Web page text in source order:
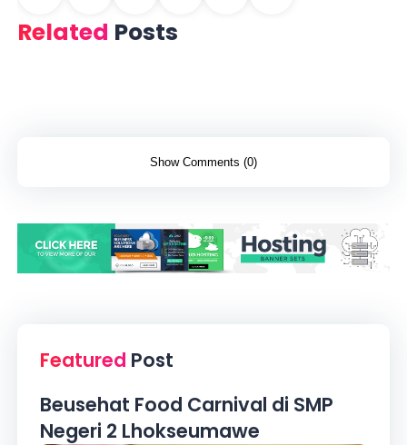
Related Posts
Show Comments (0)
Featured Post
Beusehat Food Carnival di SMP
Negeri 2 Lhokseumawe